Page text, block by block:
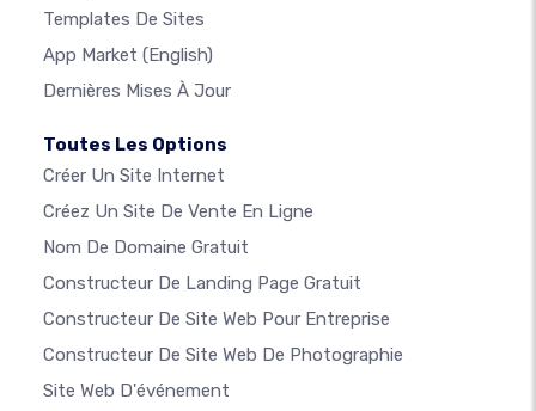
Templates De Sites
App Market (English)
Dernières Mises À Jour
Toutes Les Options
Créer Un Site Internet
Créez Un Site De Vente En Ligne
Nom De Domaine Gratuit
Constructeur De Landing Page Gratuit
Constructeur De Site Web Pour Entreprise
Constructeur De Site Web De Photographie
Site Web D'événement